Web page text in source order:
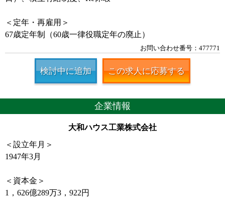
＜定年・再雇用＞
67歳定年制（60歳一律役職定年の廃止）
お問い合わせ番号：477771
検討中に追加 この求人に応募する
企業情報
大和ハウス工業株式会社
＜設立年月＞
1947年3月
＜資本金＞
1，626億289万3，922円